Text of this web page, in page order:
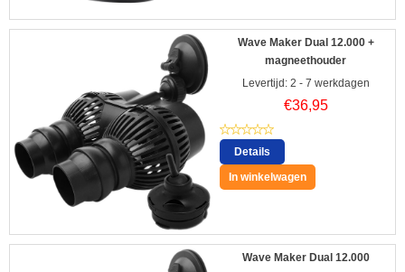
Wave Maker Dual 12.000 +
magneethouder
Levertijd: 2 - 7 werkdagen
€36,95
Details
In winkelwagen
Wave Maker Dual 12.000